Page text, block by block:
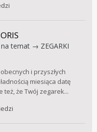
temat → ZEGARKI
i przyszłych
miesiąca datę
że Twój zegarek...